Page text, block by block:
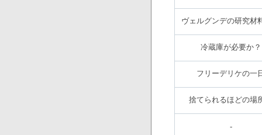
ヴェルグンデの研究材
冷蔵庫が必要か？
フリーデリケの一
捨てられるほどの場
-